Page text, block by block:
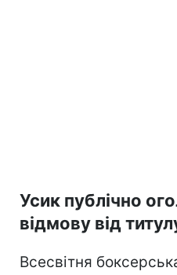
Усик публічно
відмову від
Всесвітня